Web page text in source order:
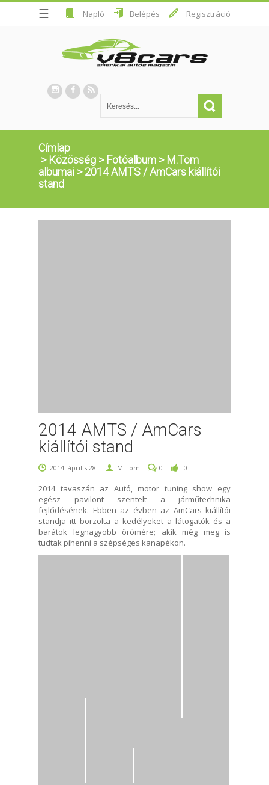
☰ Napló Belépés Regisztráció
Címlap
> Közösség > Fotóalbum > M.Tom
albumai >2014 AMTS / AmCars kiállítói
stand
2014 AMTS / AmCars
kiállítói stand
2014. április 28. M.Tom 0 0
2014 tavaszán az Autó, motor tuning show egy
egész pavilont szentelt a járműtechnika
fejlődésének. Ebben az évben az AmCars kiállítói
standja itt borzolta a kedélyeket a látogatók és a
barátok legnagyobb örömére; akik még meg is
tudtak pihenni a szépséges kanapékon.